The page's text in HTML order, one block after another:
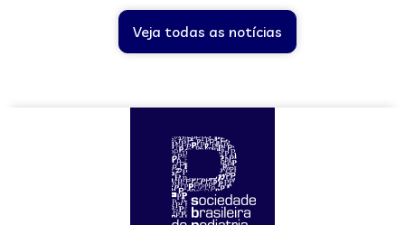
Veja todas as notícias